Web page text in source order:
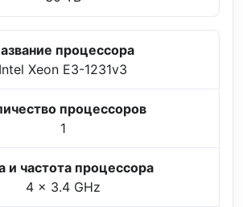
процессора
Intel Xeon E3-1231v3
процессоров
1
и частота процессора
4 x 3.4 GHz